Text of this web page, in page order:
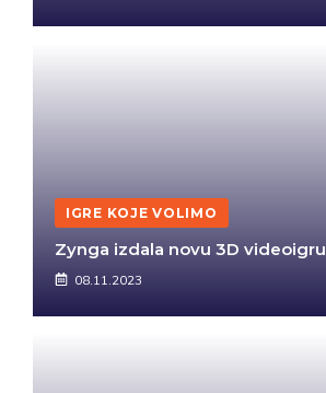
IGRE KOJE VOLIMO
Zynga izdala novu 3D videoigru
08.11.2023